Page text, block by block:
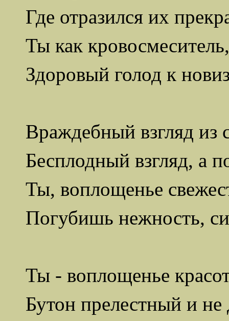
Где отразился их
Ты как
Здоровый голод к
Враждебный взгляд из
Бесплодный взгляд, а
Ты, воплощенье
Погубишь нежность,
Ты - воплощенье
Бутон прелестный и не